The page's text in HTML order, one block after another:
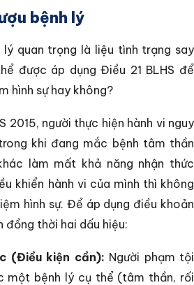
bệnh lý
lý quan trọng là liệu tình trạng say
được áp dụng Điều 21 BLHS để
hình sự hay không?
2015, người thực hiện hành vi nguy
khi đang mắc bệnh tâm thần
làm mất khả năng nhận thức
khiển hành vi của mình thì không
hình sự. Để áp dụng điều khoản
đồng thời hai dấu hiệu:
(Điều kiện cần): Người phạm tội
một bệnh lý cụ thể (tâm thần, rối